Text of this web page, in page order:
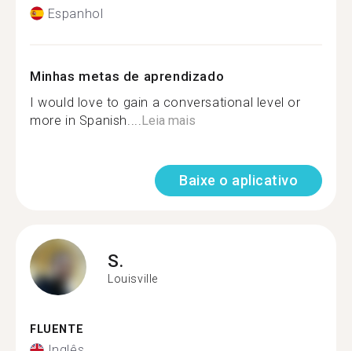
Espanhol
Minhas metas de aprendizado
I would love to gain a conversational level or
more in Spanish.... Leia mais
Baixe o aplicativo
S.
Louisville
FLUENTE